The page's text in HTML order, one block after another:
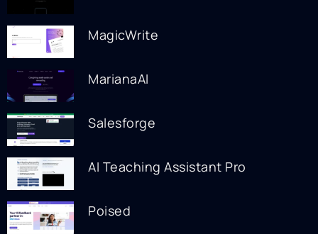
MagicWrite
MarianaAI
Salesforge
AI Teaching Assistant Pro
Poised